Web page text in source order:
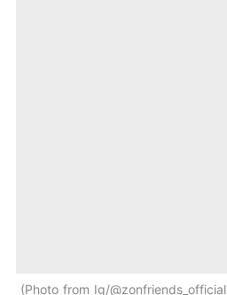
Photo from Ig/@zonfriends_official